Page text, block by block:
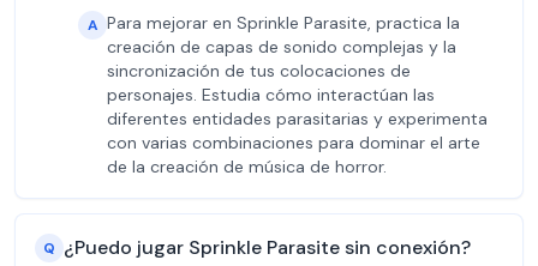
A Para mejorar en Sprinkle Parasite, practica la
creación de capas de sonido complejas y la
sincronización de tus colocaciones de
personajes. Estudia cómo interactúan las
diferentes entidades parasitarias y experimenta
con varias combinaciones para dominar el arte
de la creación de música de horror.
Q ¿Puedo jugar Sprinkle Parasite sin conexión?